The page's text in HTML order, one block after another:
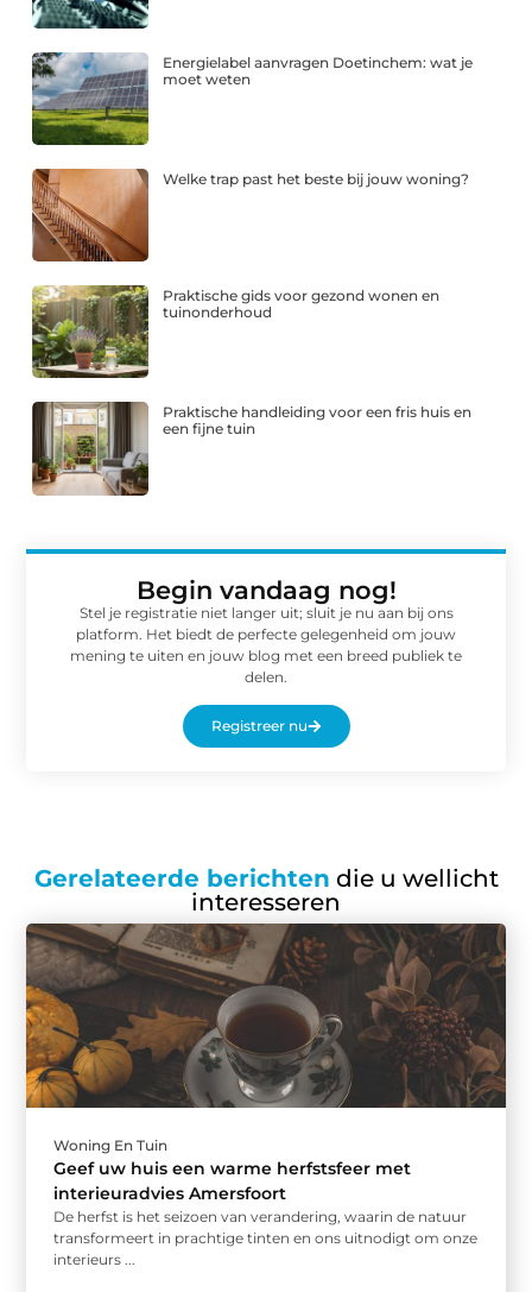
Energielabel aanvragen Doetinchem: wat je
moet weten
Welke trap past het beste bij jouw woning?
Praktische gids voor gezond wonen en
tuinonderhoud
Praktische handleiding voor een fris huis en
een fijne tuin
Begin vandaag nog!
Stel je registratie niet langer uit; sluit je nu aan bij ons
platform. Het biedt de perfecte gelegenheid om jouw
mening te uiten en jouw blog met een breed publiek te
delen.
Registreer nu
Gerelateerde berichten die u wellicht
interesseren
Woning En Tuin
Geef uw huis een warme herfstsfeer met
interieuradvies Amersfoort
De herfst is het seizoen van verandering, waarin de natuur
transformeert in prachtige tinten en ons uitnodigt om onze
interieurs ...